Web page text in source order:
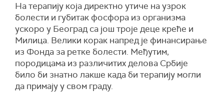
На терапију која директно утиче на узрок
болести и губитак фосфора из организма
ускоро у Београд са још троје деце креће и
Милица. Велики корак напред је финансирање
из Фонда за ретке болести. Међутим,
породицама из различитих делова Србије
било би знатно лакше када би терапију могли
да примају у свом граду.